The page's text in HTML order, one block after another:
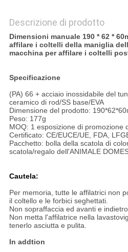
Descrizione di prodotto
Dimensioni manuale 190 * 62 *
affilare i coltelli della maniglia
macchina per affilare i coltelli
Specificazione
(PA) 66 + acciaio inossidabile del
ceramico di rod/SS base/EVA
Dimensione del prodotto:
Peso: 177g
MOQ: 1 esposizione di promozione
Certificato: CE/EUCE/UE, FDA,
Pacchetto: bolla della scatola di
scatola/regalo dell'ANIMALE
Cautela:
Per memoria, tutte le affilatrici non
il coltello e le forbici seghettati.
Non sopraffaccia ed avanti e
Non metta l'affilatrice nella
tenerlo asciutta e pulita.
In addtion